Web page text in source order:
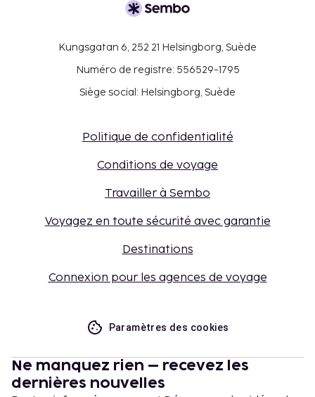
Kungsgatan 6, 252 21 Helsingborg, Suède
Numéro de registre: 556529-1795
Siège social: Helsingborg, Suède
Politique de confidentialité
Conditions de voyage
Travailler à Sembo
Voyagez en toute sécurité avec garantie
Destinations
Connexion pour les agences de voyage
Paramètres des cookies
Ne manquez rien – recevez les
dernières nouvelles